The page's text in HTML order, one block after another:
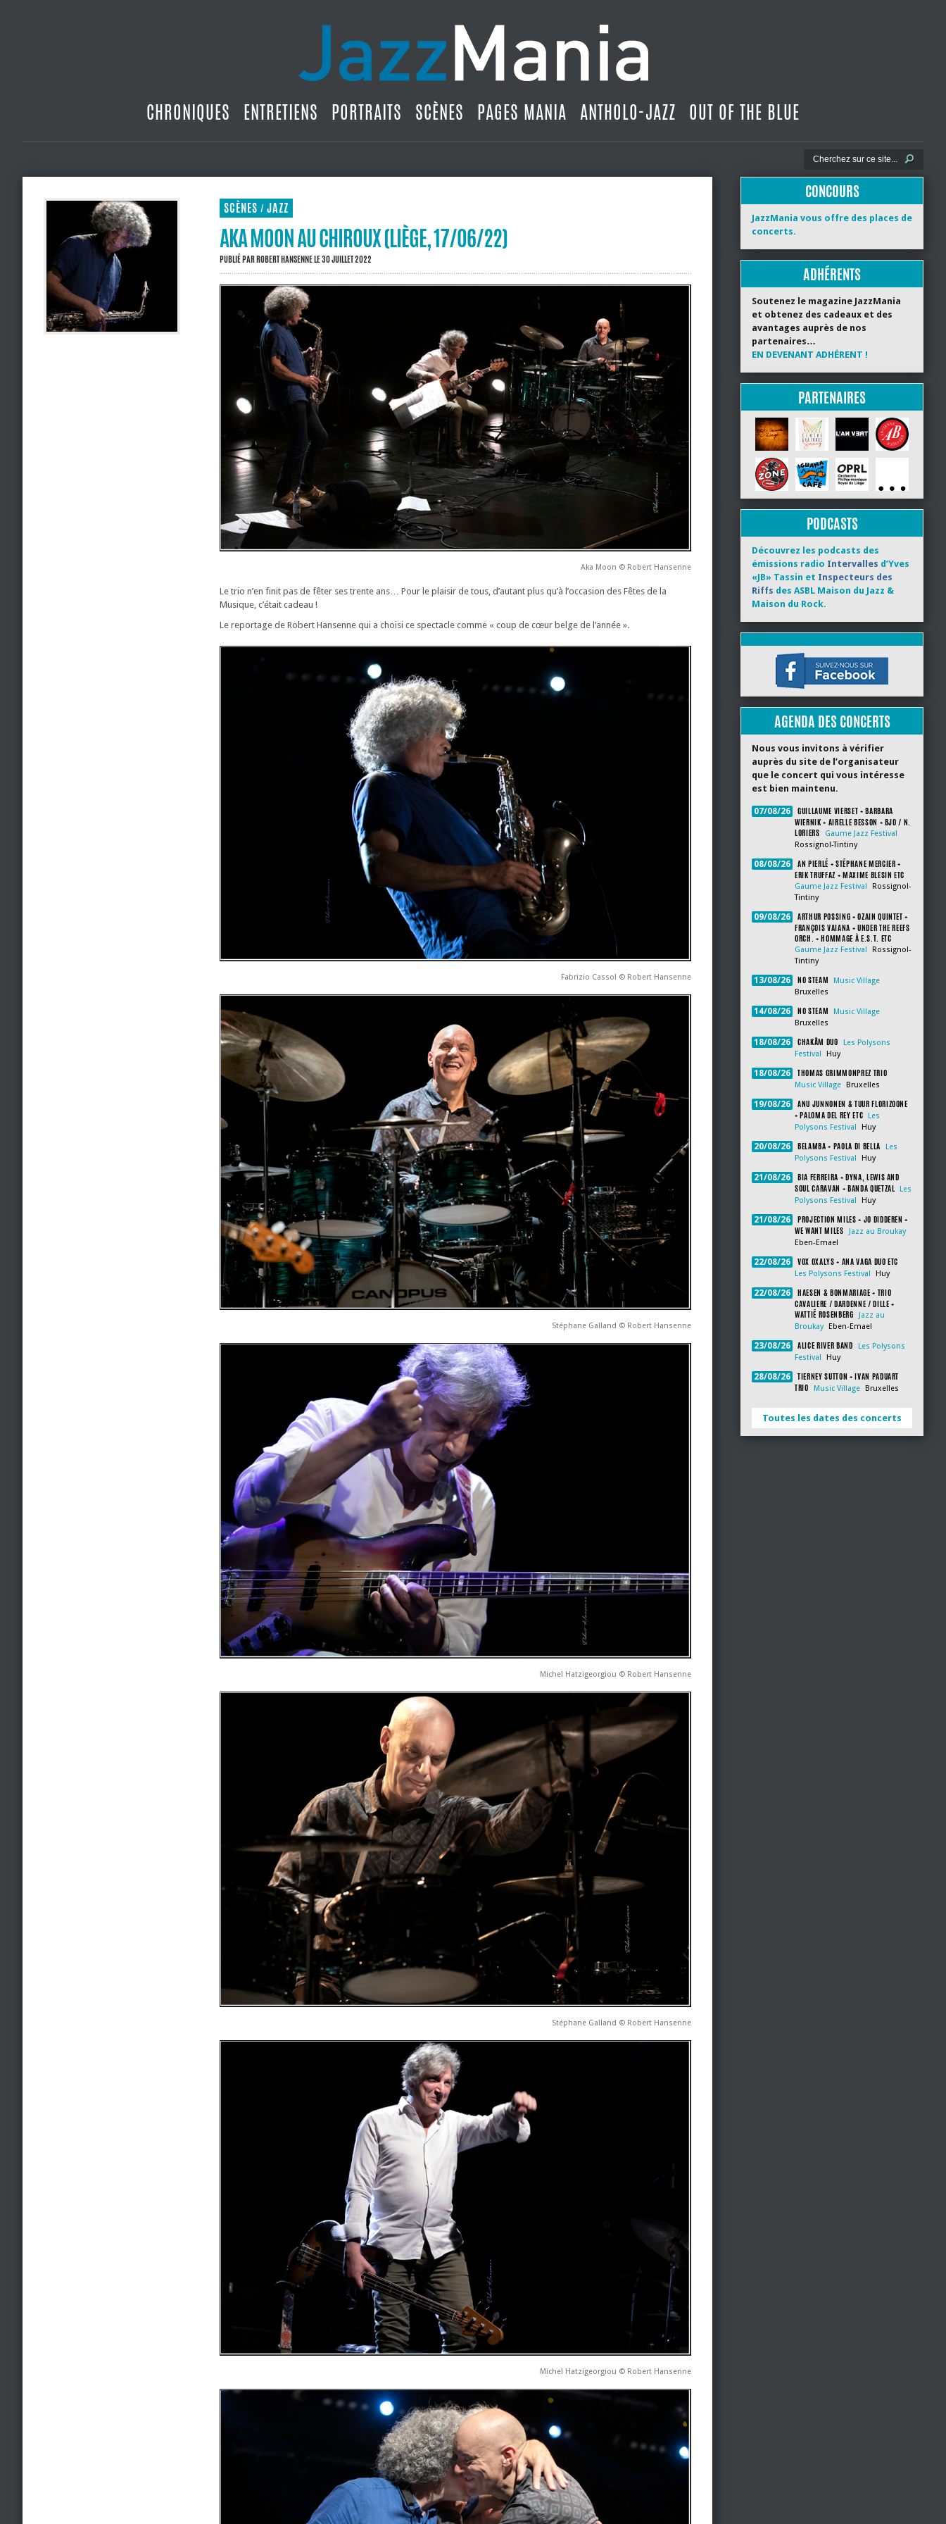
CHRONIQUES ENTRETIENS PORTRAITS SCÈNES PAGES MANIA ANTHOLO-JAZZ OUT OF THE BLUE
SCÈNES / JAZZ
AKA MOON AU CHIROUX (LIÈGE, 17/06/22)
PUBLIÉ PARROBERT HANSENNELE 30 JUILLET 2022
Aka Moon © Robert Hansenne
Le trio n’en finit pas de fêter ses trente ans… Pour le plaisir de tous, d’autant plus qu’à l’occasion des Fêtes de la
Musique, c’était cadeau !
Le reportage de Robert Hansenne qui a choisi ce spectacle comme « coup de cœur belge de l’année ».
Fabrizio Cassol © Robert Hansenne
Stéphane Galland © Robert Hansenne
Michel Hatzigeorgiou © Robert Hansenne
Stéphane Galland © Robert Hansenne
Michel Hatzigeorgiou © Robert Hansenne
CONCOURS
JazzMania vous offre des places de
concerts.
ADHÉRENTS
Soutenez le magazine JazzMania
et obtenez des cadeaux et des
avantages auprès de nos
partenaires…
EN DEVENANT ADHÉRENT !
PARTENAIRES
PODCASTS
Découvrez les podcasts des
émissions radio Intervalles d’Yves
«JB» Tassin et Inspecteurs des
Riffs des ASBL Maison du Jazz &
Maison du Rock.
AGENDA DES CONCERTS
Nous vous invitons à vérifier
auprès du site de l’organisateur
que le concert qui vous intéresse
est bien maintenu.
07/08/26
GUILLAUME VIERSET + BARBARA
WIERNIK + AIRELLE BESSON + BJO / N.
LORIERS
Gaume Jazz Festival
Rossignol-Tintiny
08/08/26
AN PIERLÉ + STÉPHANE MERCIER +
ERIK TRUFFAZ + MAXIME BLESIN ETC
Gaume Jazz Festival
Rossignol-
Tintiny
09/08/26
ARTHUR POSSING + OZAIN QUINTET +
FRANÇOIS VAIANA + UNDER THE REEFS
ORCH. + HOMMAGE À E.S.T. ETC
Gaume Jazz Festival
Rossignol-
Tintiny
13/08/26 NO STEAM
Music Village
Bruxelles
14/08/26 NO STEAM
Music Village
Bruxelles
18/08/26 CHAKÂM DUO
Les Polysons
Festival
Huy
18/08/26 THOMAS GRIMMONPREZ TRIO
Music Village Bruxelles
19/08/26
ANU JUNNONEN & TUUR FLORIZOONE
+ PALOMA DEL REY ETC
Les
Polysons Festival
Huy
20/08/26 BELAMBA + PAOLA DI BELLA
Les
Polysons Festival
Huy
21/08/26
BIA FERREIRA + DYNA, LEWIS AND
SOUL CARAVAN + BANDA QUETZAL
Les
Polysons Festival
Huy
21/08/26
PROJECTION MILES + JO DIDDEREN +
WE WANT MILES
Jazz au Broukay
Eben-Emael
22/08/26 VOX OXALYS + ANA VAGA DUO ETC
Les Polysons Festival Huy
22/08/26
HAESEN & BONMARIAGE + TRIO
CAVALIERE / DARDENNE / DILLE +
WATTIÉ ROSENBERG
Jazz au
Broukay
Eben-Emael
23/08/26 ALICE RIVER BAND
Les Polysons
Festival
Huy
28/08/26
TIERNEY SUTTON + IVAN PADUART
TRIO
Music Village Bruxelles
Toutes les dates des concerts